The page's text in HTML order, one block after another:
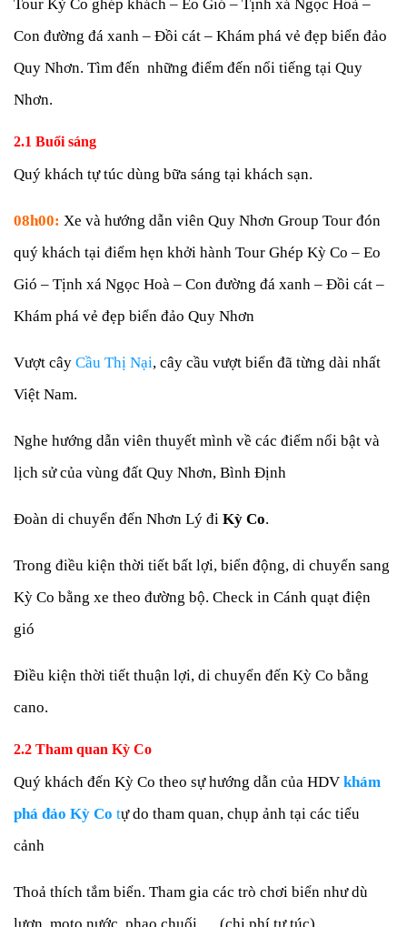
Tour Kỳ Co ghép khách – Eo Gió – Tịnh xá Ngọc Hoà –
Con đường đá xanh – Đồi cát – Khám phá vẻ đẹp biển đảo
Quy Nhơn. Tìm đến những điểm đến nổi tiếng tại Quy
Nhơn.
2.1 Buổi sáng
Quý khách tự túc dùng bữa sáng tại khách sạn.
08h00: Xe và hướng dẫn viên Quy Nhơn Group Tour đón
quý khách tại điểm hẹn khởi hành Tour Ghép Kỳ Co – Eo
Gió – Tịnh xá Ngọc Hoà – Con đường đá xanh – Đồi cát –
Khám phá vẻ đẹp biển đảo Quy Nhơn
Vượt cây Cầu Thị Nại, cây cầu vượt biển đã từng dài nhất
Việt Nam.
Nghe hướng dẫn viên thuyết mình về các điểm nổi bật và
lịch sử của vùng đất Quy Nhơn, Bình Định
Đoàn di chuyển đến Nhơn Lý đi Kỳ Co.
Trong điều kiện thời tiết bất lợi, biển động, di chuyển sang
Kỳ Co bằng xe theo đường bộ. Check in Cánh quạt điện
gió
Điều kiện thời tiết thuận lợi, di chuyển đến Kỳ Co bằng
cano.
2.2 Tham quan Kỳ Co
Quý khách đến Kỳ Co theo sự hướng dẫn của HDV khám
phá đảo Kỳ Co tự do tham quan, chụp ảnh tại các tiểu
cảnh
Thoả thích tắm biển. Tham gia các trò chơi biển như dù
lượn, moto nước, phao chuối,… (chi phí tự túc)